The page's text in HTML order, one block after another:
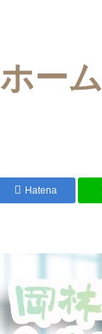
ホー
Hatena